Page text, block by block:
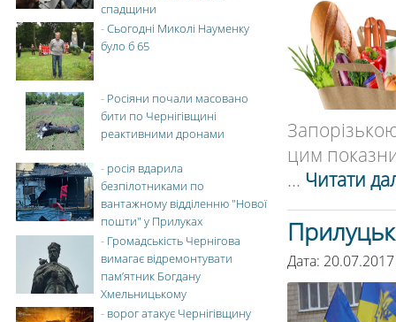
цим
... Читати
Дата:
спадщини
-Сьогодні Миколі Науменку
було б 65
- Росіяни почали масовано
бити по Чернігівщині
реактивними дронами
- росія вдарила
безпілотниками по
вантажному відділенню "Нової
пошти" у Прилуках
- Громадськість Чернігова
вимагає відремонтувати
пам’ятник Богдану
Хмельницькому
- ворог атакує Чернігівщину